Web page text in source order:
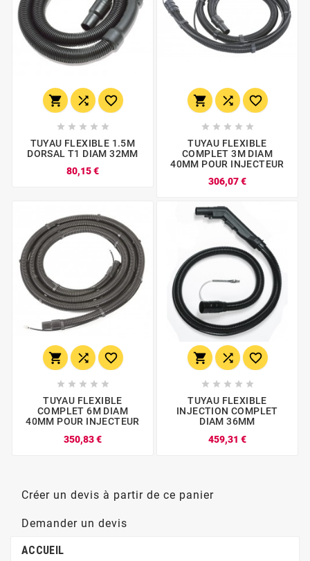
  
    
TUYAU FLEXIBLE 1.5M
DORSAL T1 DIAM 32MM
80,15 €
  
    
TUYAU FLEXIBLE
COMPLET 3M DIAM
40MM POUR INJECTEUR
306,07 €
  
    
TUYAU FLEXIBLE
COMPLET 6M DIAM
40MM POUR INJECTEUR
350,83 €
  
    
TUYAU FLEXIBLE
INJECTION COMPLET
DIAM 36MM
459,31 €
Créer un devis à partir de ce panier
Demander un devis
ACCUEIL